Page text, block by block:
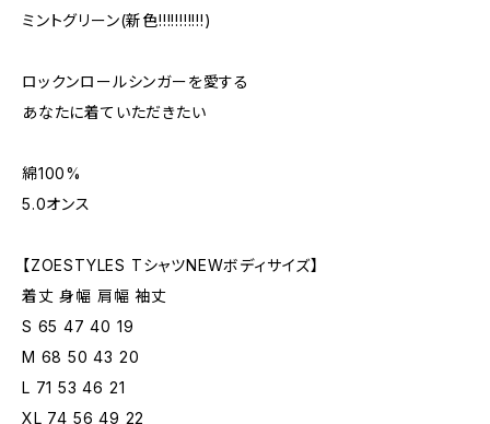
ミントグリーン(新色!!!!!!!!!!!)
ロックンロールシンガーを愛する
あなたに着ていただきたい
綿100%
5.0オンス
【ZOESTYLES TシャツNEWボディサイズ】
着丈 身幅 肩幅 袖丈
S 65 47 40 19
M 68 50 43 20
L 71 53 46 21
XL 74 56 49 22